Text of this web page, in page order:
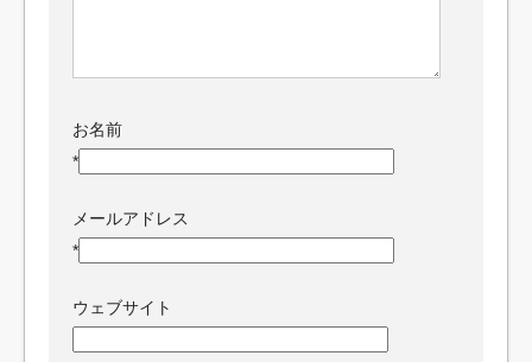
お名前
*
メールアドレス
*
ウェブサイト